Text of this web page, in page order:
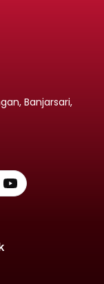
Banjarsari,